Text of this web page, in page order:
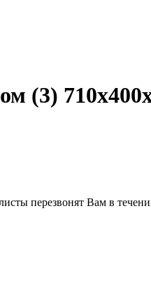
(3)
перезвонят Вам в